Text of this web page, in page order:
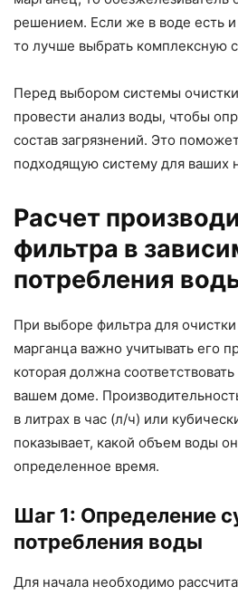
решением. Если же в воде есть и
то лучше выбрать комплексную
Перед выбором системы
провести анализ воды, чтобы
состав загрязнений. Это
подходящую систему для ваших
Расчет
фильтра в
потребления
При выборе фильтра для
марганца важно учитывать его
которая должна
вашем доме.
в литрах в час (л/ч) или
показывает, какой объем воды
определенное время.
Шаг 1: Определение
потребления воды
Для начала необходимо